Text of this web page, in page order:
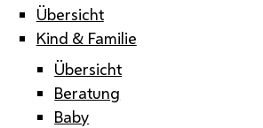
Übersicht
Kind & Familie
Übersicht
Beratung
Baby